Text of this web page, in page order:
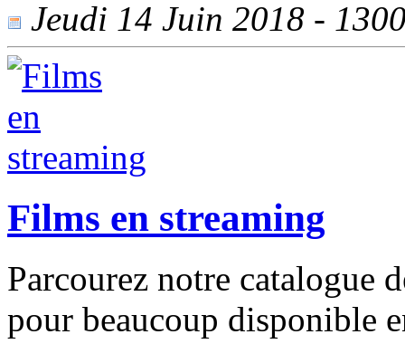
Jeudi 14 Juin 2018 -
Films en streaming
Parcourez notre catalogue
pour beaucoup disponible